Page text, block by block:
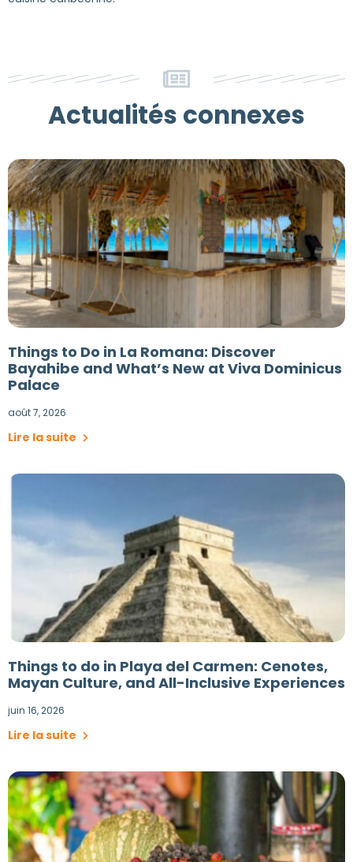
Actualités connexes
Things to Do in La Romana: Discover
Bayahibe and What’s New at Viva Dominicus
Palace
août 7, 2026
Lire la suite
Things to do in Playa del Carmen: Cenotes,
Mayan Culture, and All-Inclusive Experiences
juin 16, 2026
Lire la suite